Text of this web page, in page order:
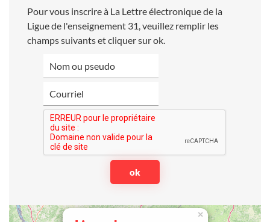
Pour vous inscrire à La Lettre électronique de la
Ligue de l'enseignement 31, veuillez remplir les
champs suivants et cliquer sur ok.
×